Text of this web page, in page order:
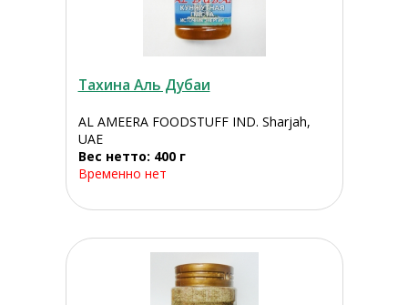
Тахина Аль Дубаи
AL AMEERA FOODSTUFF IND. Sharjah,
UAE
Вес нетто: 400 г
Временно нет